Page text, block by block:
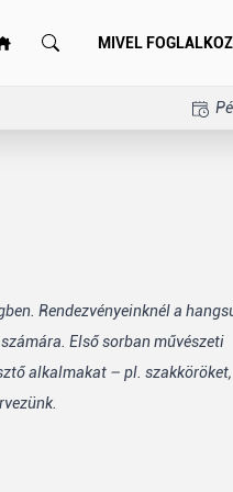
MIVEL
Rendezvényeinknél a
Első sorban művészeti
alkalmakat – pl. szakköröket,